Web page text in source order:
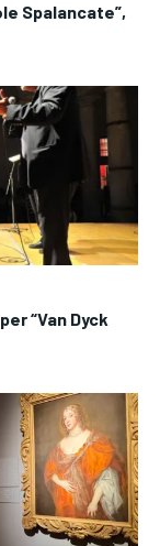
Spalancate”,
“Van Dyck